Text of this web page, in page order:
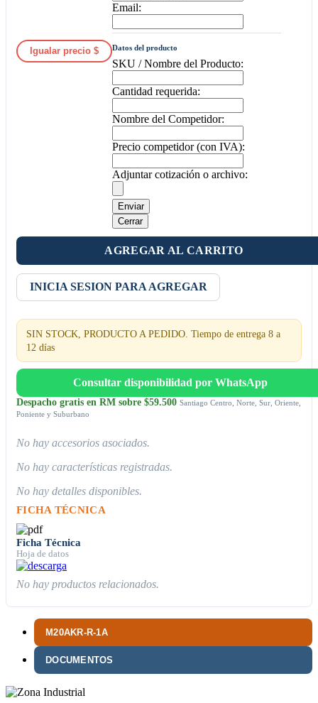
M20AKR-R-1A
DOCUMENTOS
Igualar precio $
Email:
Datos del producto
SKU / Nombre del Producto:
Cantidad requerida:
Nombre del Competidor:
Precio competidor (con IVA):
Adjuntar cotización o archivo:
Enviar
Cerrar
AGREGAR AL CARRITO
INICIA SESION PARA AGREGAR
SIN STOCK, PRODUCTO A PEDIDO. Tiempo de entrega 8 a
12 días
Consultar disponibilidad por WhatsApp
Despacho gratis en RM sobre $59.500 Santiago Centro, Norte, Sur, Oriente,
Poniente y Suburbano
No hay accesorios asociados.
No hay características registradas.
No hay detalles disponibles.
FICHA TÉCNICA
Ficha Técnica
Hoja de datos
No hay productos relacionados.